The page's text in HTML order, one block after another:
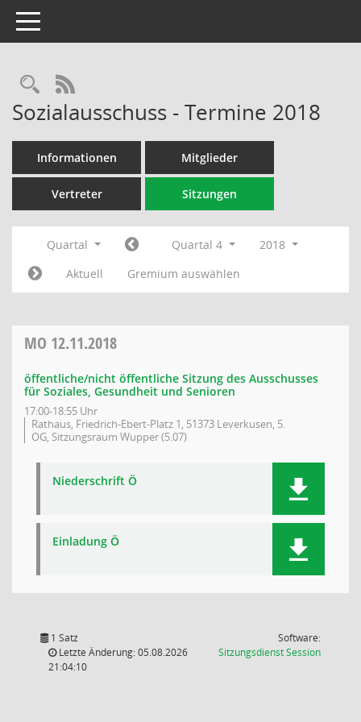
Toggle navigation
Rechercheauswahl
RSS-Feed
Sozialausschuss - Termine 2018
Informationen Mitglieder
Vertreter Sitzungen
Quartal Quartal 4
2018
Aktuell
Gremium auswählen
MO 12.11.2018
öffentliche/nicht öffentliche Sitzung des Ausschusses
für Soziales, Gesundheit und Senioren
17:00-18:55 Uhr
Rathaus, Friedrich-Ebert-Platz 1, 51373 Leverkusen, 5.
OG, Sitzungsraum Wupper (5.07)
Niederschrift Ö
Einladung Ö
1 Satz
Letzte Änderung: 05.08.2026
21:04:10
Software:
SitzungsdienstSession(Wird in